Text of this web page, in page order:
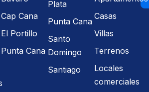
Cap Cana
El Portillo
Punta Cana
Plata
Punta Cana
Santo
Domingo
Santiago
Casas
Villas
Terrenos
Locales
comerciales